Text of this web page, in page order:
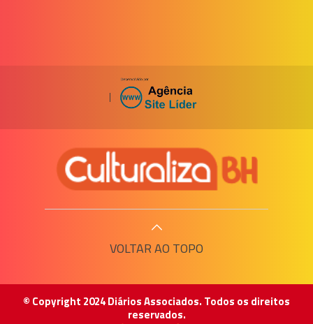
|
VOLTAR AO TOPO
© Copyright 2024 Diários Associados. Todos os direitos
reservados.